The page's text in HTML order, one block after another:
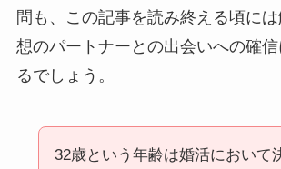
問も、この記事を読み終える頃に
想のパートナーとの出会いへの確
るでしょう。
32歳という年齢は婚活において